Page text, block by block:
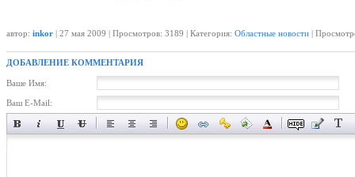
автор: inkor | 27 мая 2009 | Просмотров: 3189 | Категория: Областные новости |
ДОБАВЛЕНИЕ КОММЕНТАРИЯ
Ваше Имя:
Ваш E-Mail: